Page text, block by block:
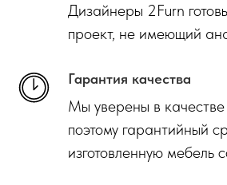
Дизайнеры 2Furn
проект, не имеющий
Гарантия качества
Мы уверены в качестве
поэтому гарантийный
изготовленную мебель